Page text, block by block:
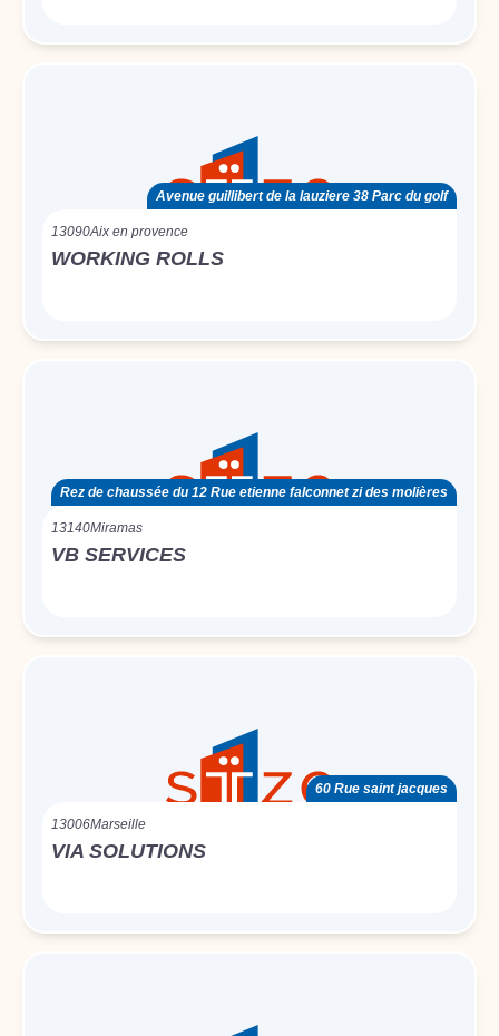
Avenue guillibert de la lauziere 38 Parc du golf
13090Aix en provence
WORKING ROLLS
Rez de chaussée du 12 Rue etienne falconnet zi des molières
13140Miramas
VB SERVICES
60 Rue saint jacques
13006Marseille
VIA SOLUTIONS